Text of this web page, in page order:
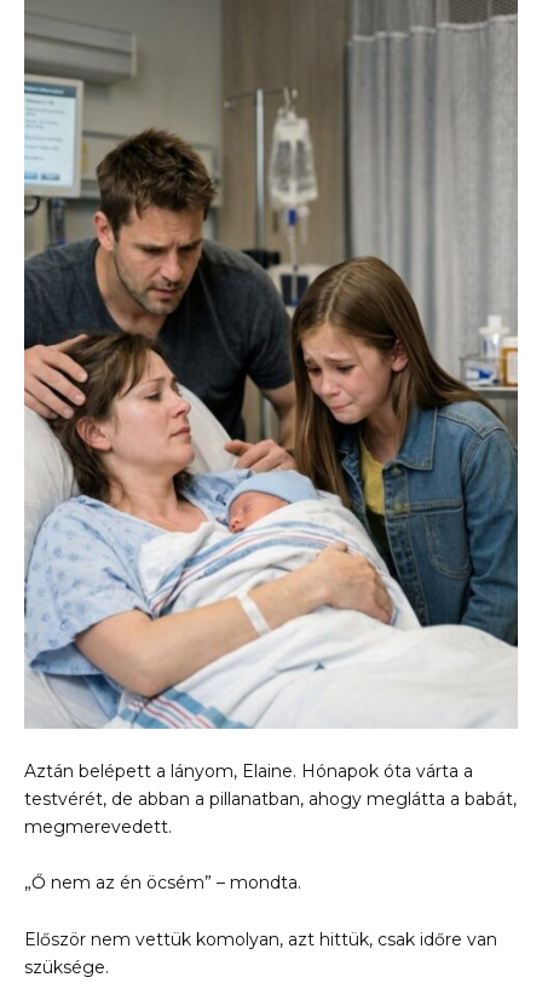
Aztán belépett a lányom, Elaine. Hónapok óta várta a
testvérét, de abban a pillanatban, ahogy meglátta a babát,
megmerevedett.
„Ő nem az én öcsém” – mondta.
Először nem vettük komolyan, azt hittük, csak időre van
szüksége.